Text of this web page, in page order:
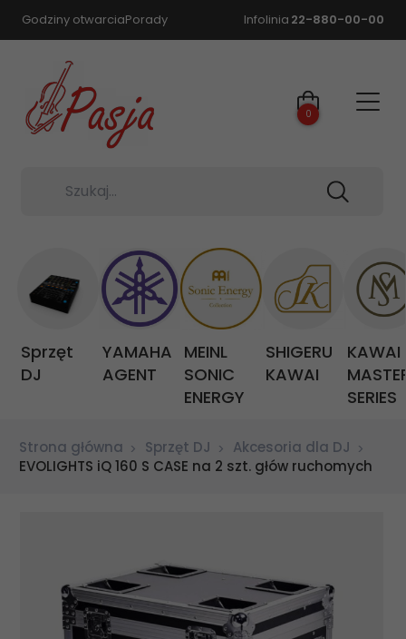
Godziny otwarciaPorady Infolinia 22-880-00-00
Szukaj...
0
Sprzęt
DJ
YAMAHA
AGENT
MEINL
SONIC
ENERGY
SHIGERU
KAWAI
KAWAI
SERIES
Strona główna Sprzęt DJ
Akcesoria dla DJ
EVOLIGHTS iQ 160 S CASE na 2 szt. głów ruchomych